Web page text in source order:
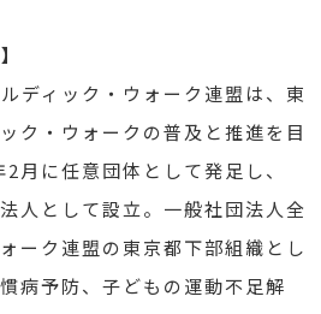
ディック・ウォーク連盟は、東
ク・ウォークの普及と推進を目
月に任意団体として発足し、
人として設立。一般社団法人全
ーク連盟の東京都下部組織とし
病予防、子どもの運動不足解